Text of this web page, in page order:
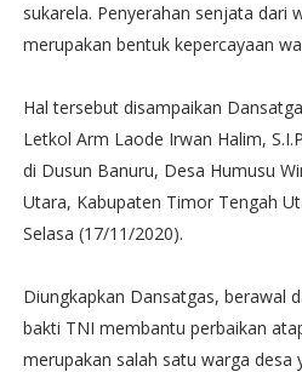
sukarela. Penyerahan senjata dari
merupakan bentuk kepercayaan
Hal tersebut disampaikan
Letkol Arm Laode Irwan Halim,
di Dusun Banuru, Desa Humusu
Utara, Kabupaten Timor Tengah
Selasa (17/11/2020).
Diungkapkan Dansatgas, berawal
bakti TNI membantu perbaikan
merupakan salah satu warga desa